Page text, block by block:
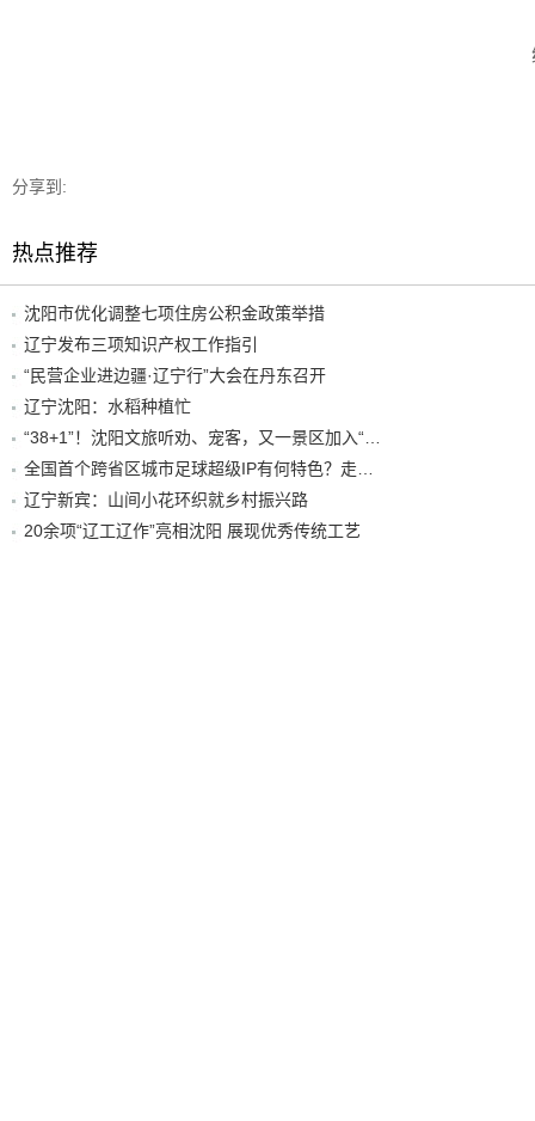
分享到:
热点推荐
沈阳市优化调整七项住房公积金政策举措
辽宁发布三项知识产权工作指引
“民营企业进边疆·辽宁行”大会在丹东召开
辽宁沈阳：水稻种植忙
辽宁新宾：山间小花环织就乡村振兴路
20余项“辽工辽作”亮相沈阳 展现优秀传统工艺